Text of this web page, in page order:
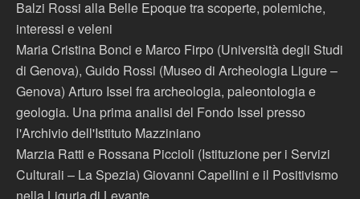
Balzi Rossi alla Belle Epoque tra scoperte, polemiche,
interessi e veleni
Maria Cristina Bonci e Marco Firpo (Università degli Studi
di Genova), Guido Rossi (Museo di Archeologia Ligure –
Genova) Arturo Issel fra archeologia, paleontologia e
geologia. Una prima analisi del Fondo Issel presso
l'Archivio dell'Istituto Mazziniano
Marzia Ratti e Rossana Piccioli (Istituzione per i Servizi
Culturali – La Spezia) Giovanni Capellini e il Positivismo